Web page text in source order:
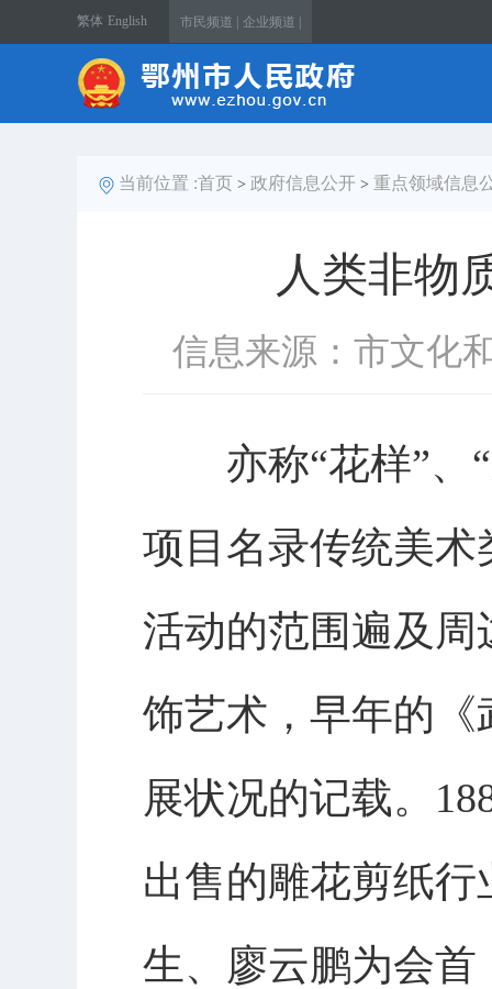
繁体 English 市民频道 | 企业频道 |
当前位置 :首页 > 政府信息公开 > 重点领域信息
人类非物
信息来源：市文化
亦称“花样”、
项目名录传统美术
活动的范围遍及周
饰艺术，早年的
展状况的记载。
出售的雕花剪纸行
生、廖云鹏为会首